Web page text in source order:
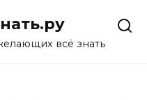
всё знать